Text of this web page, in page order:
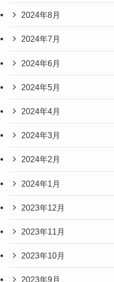
2024年8月
2024年7月
2024年6月
2024年5月
2024年4月
2024年3月
2024年2月
2024年1月
2023年12月
2023年11月
2023年10月
2023年9月